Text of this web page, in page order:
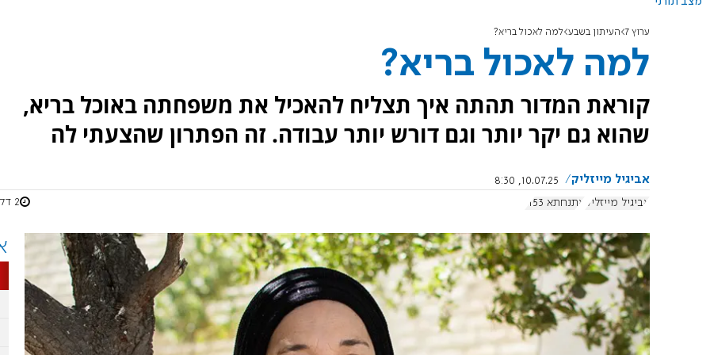
ערוץ 7 העיתון בשבע למה לאכול בריא?
למה לאכול בריא?
קוראת המדור תהתה איך תצליח להאכיל את משפחתה באוכל בריא,
שהוא גם יקר יותר וגם דורש יותר עבודה. זה הפתרון שהצעתי לה
אביגיל מייזליק
10.07.25, 8:30
אביגיל מייזליק אתנחתא 1153 2 דקות